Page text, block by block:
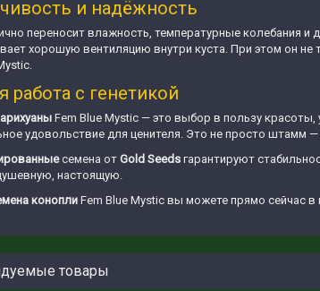
и надёжность
переносит влажность, температурные колебания и
хорошую вентиляцию внутри куста. При этом он
работа с генетикой
Fem Blue Mystic — это выбор в пользу красоты,
удовольствие для ценителя. Это не просто штамм
семена от Gold Seeds гарантируют
настоящую.
конопли Fem Blue Mystic вы можете прямо сейчас в
товары